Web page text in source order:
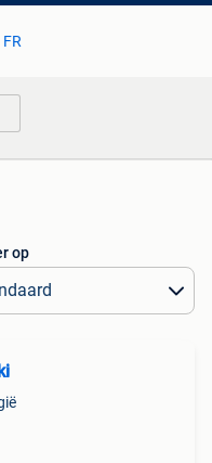
FR
op